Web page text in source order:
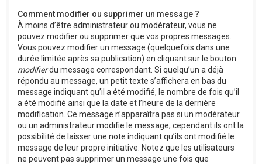
Comment modifier ou supprimer un message ?
À moins d’être administrateur ou modérateur, vous ne
pouvez modifier ou supprimer que vos propres messages.
Vous pouvez modifier un message (quelquefois dans une
durée limitée après sa publication) en cliquant sur le bouton
modifierdu message correspondant. Si quelqu’un a déjà
répondu au message, un petit texte s’affichera en bas du
message indiquant qu’il a été modifié, le nombre de fois qu’il
a été modifié ainsi que la date et l’heure de la dernière
modification. Ce message n’apparaîtra pas si un modérateur
ou un administrateur modifie le message, cependant ils ont la
possibilité de laisser une note indiquant qu’ils ont modifié le
message de leur propre initiative. Notez que les utilisateurs
ne peuvent pas supprimer un message une fois que